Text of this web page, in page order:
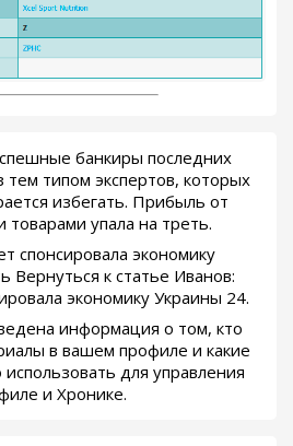
банкиры последних
тем типом экспертов, которых
избегать. Прибыль от
упала на треть.
спонсировала экономику
Вернуться к статье Иванов:
экономику Украины 24.
информация о том, кто
в вашем профиле и какие
для управления
и Хронике.